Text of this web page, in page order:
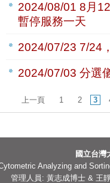
2024/08/01 8月
暫停服務一天
2024/07/23 7/24
2024/07/03 分選
上一頁 1 2 3
國立台灣
Analyzing and
管理人員: 黃志成博士 & 王